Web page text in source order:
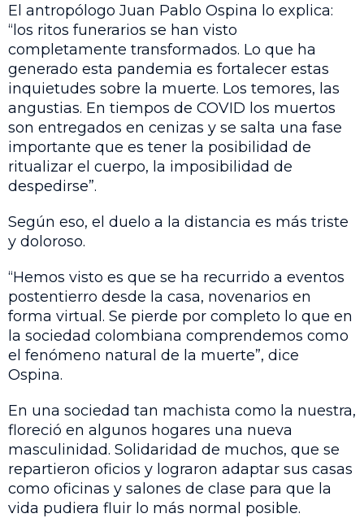
El antropólogo Juan Pablo Ospina lo explica:
“los ritos funerarios se han visto
completamente transformados. Lo que ha
generado esta pandemia es fortalecer estas
inquietudes sobre la muerte. Los temores, las
angustias. En tiempos de COVID los muertos
son entregados en cenizas y se salta una fase
importante que es tener la posibilidad de
ritualizar el cuerpo, la imposibilidad de
despedirse”.
Según eso, el duelo a la distancia es más triste
y doloroso.
“Hemos visto es que se ha recurrido a eventos
postentierro desde la casa, novenarios en
forma virtual. Se pierde por completo lo que en
la sociedad colombiana comprendemos como
el fenómeno natural de la muerte”, dice
Ospina.
En una sociedad tan machista como la nuestra,
floreció en algunos hogares una nueva
masculinidad. Solidaridad de muchos, que se
repartieron oficios y lograron adaptar sus casas
como oficinas y salones de clase para que la
vida pudiera fluir lo más normal posible.